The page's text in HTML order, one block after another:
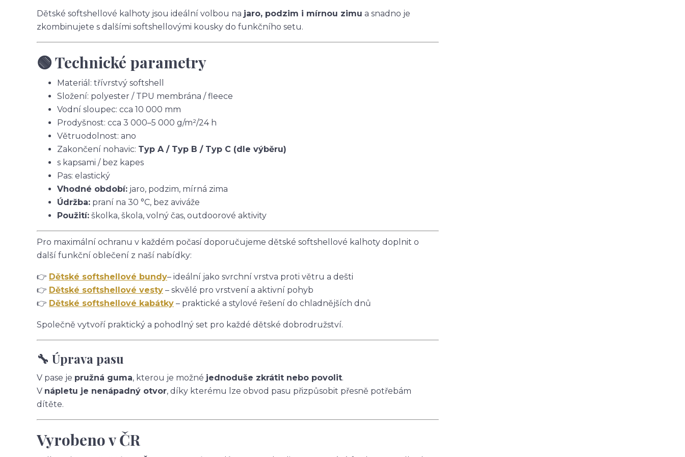
Dětské softshellové kalhoty jsou ideální volbou na jaro, podzim i mírnou zimu a snadno je
zkombinujete s dalšími softshellovými kousky do funkčního setu.
🟢 Technické parametry
Materiál: třívrstvý softshell
Složení: polyester / TPU membrána / fleece
Vodní sloupec: cca 10 000 mm
Prodyšnost: cca 3 000–5 000 g/m²/24 h
Větruodolnost: ano
Zakončení nohavic: Typ A / Typ B / Typ C (dle výběru)
s kapsami / bez kapes
Pas: elastický
Vhodné období: jaro, podzim, mírná zima
Údržba: praní na 30 °C, bez aviváže
Použití: školka, škola, volný čas, outdoorové aktivity
Pro maximální ochranu v každém počasí doporučujeme dětské softshellové kalhoty doplnit o
další funkční oblečení z naší nabídky:
👉 Dětské softshellové bundy– ideální jako svrchní vrstva proti větru a dešti
👉 Dětské softshellové vesty – skvělé pro vrstvení a aktivní pohyb
👉 Dětské softshellové kabátky – praktické a stylové řešení do chladnějších dnů
Společně vytvoří praktický a pohodlný set pro každé dětské dobrodružství.
🔧 Úprava pasu
V pase je pružná guma, kterou je možné jednoduše zkrátit nebo povolit.
V nápletu je nenápadný otvor, díky kterému lze obvod pasu přizpůsobit přesně potřebám
dítěte.
Vyrobeno v ČR